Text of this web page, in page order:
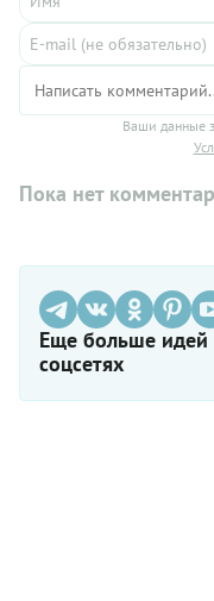
Ваши данные
Пока нет
Еще больше
соцсетях